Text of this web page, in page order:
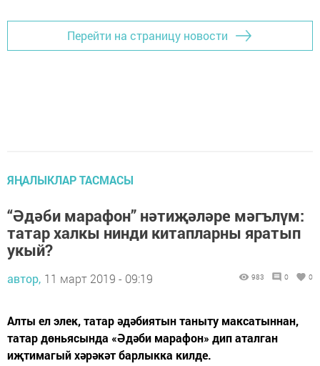
Перейти на страницу новости
ЯҢАЛЫКЛАР ТАСМАСЫ
“Әдәби марафон” нәтиҗәләре мәгълүм:
татар халкы нинди китапларны яратып
укый?
автор, 11 март 2019 - 09:19 983 0 0
Алты ел элек, татар әдәбиятын таныту максатыннан,
татар дөньясында «Әдәби марафон» дип аталган
иҗтимагый хәрәкәт барлыкка килде.